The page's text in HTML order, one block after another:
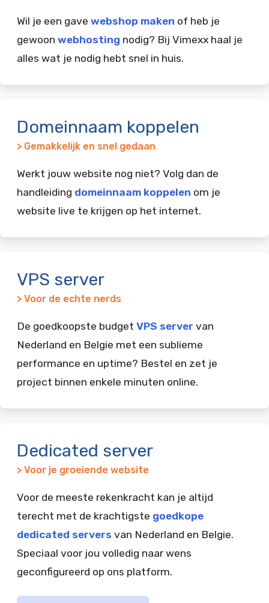
Wil je een gave webshop maken of heb je
gewoon webhosting nodig? Bij Vimexx haal je
alles wat je nodig hebt snel in huis.
Domeinnaam koppelen
> Gemakkelijk en snel gedaan
Werkt jouw website nog niet? Volg dan de
handleiding domeinnaam koppelen om je
website live te krijgen op het internet.
VPS server
> Voor de echte nerds
De goedkoopste budget VPS server van
Nederland en Belgie met een sublieme
performance en uptime? Bestel en zet je
project binnen enkele minuten online.
Dedicated server
> Voor je groeiende website
Voor de meeste rekenkracht kan je altijd
terecht met de krachtigste goedkope
dedicated servers van Nederland en Belgie.
Speciaal voor jou volledig naar wens
geconfigureerd op ons platform.